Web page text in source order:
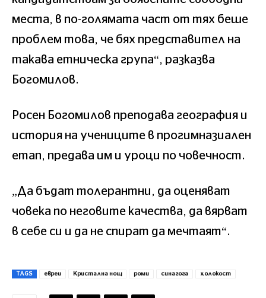
места, в по-голямата част от тях беше
проблем това, че бях представител на
такава етническа група“, разказва
Богомилов.
Росен Богомилов преподава география и
история на учениците в прогимназиален
етап, предава им и уроци по човечност.
„Да бъдат толерантни, да оценяват
човека по неговите качества, да вярват
в себе си и да не спират да мечтаят“.
TAGS евреи Кристална нощ роми синагога холокост